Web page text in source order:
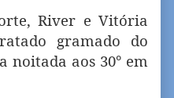
River e Vitória
gramado do
aos 30° em